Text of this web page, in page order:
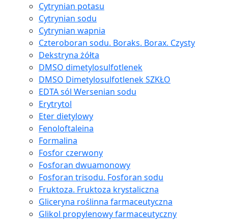
Cytrynian potasu
Cytrynian sodu
Cytrynian wapnia
Czteroboran sodu. Boraks. Borax. Czysty
Dekstryna żółta
DMSO dimetylosulfotlenek
DMSO Dimetylosulfotlenek SZKŁO
EDTA sól Wersenian sodu
Erytrytol
Eter dietylowy
Fenoloftaleina
Formalina
Fosfor czerwony
Fosforan dwuamonowy
Fosforan trisodu. Fosforan sodu
Fruktoza. Fruktoza krystaliczna
Gliceryna roślinna farmaceutyczna
Glikol propylenowy farmaceutyczny